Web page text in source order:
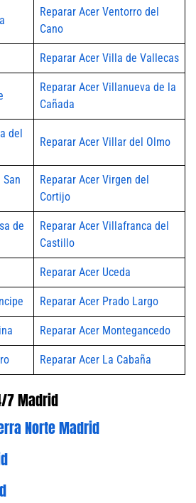
Reparar Acer Ventorro del
Cano
Reparar Acer Villa de Vallecas
Reparar Acer Villanueva de la
Cañada
del
Reparar Acer Villar del Olmo
Reparar Acer Virgen del
Cortijo
de
Reparar Acer Villafranca del
Castillo
Reparar Acer Uceda
Reparar Acer Prado Largo
Reparar Acer Montegancedo
Reparar Acer La Cabaña
7 Madrid
Norte Madrid